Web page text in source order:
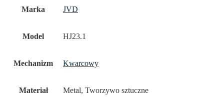
Marka JVD
Model HJ23.1
Mechanizm Kwarcowy
Materiał Metal, Tworzywo sztuczne